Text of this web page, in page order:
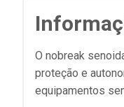
O nobreak
proteção e
equipamentos